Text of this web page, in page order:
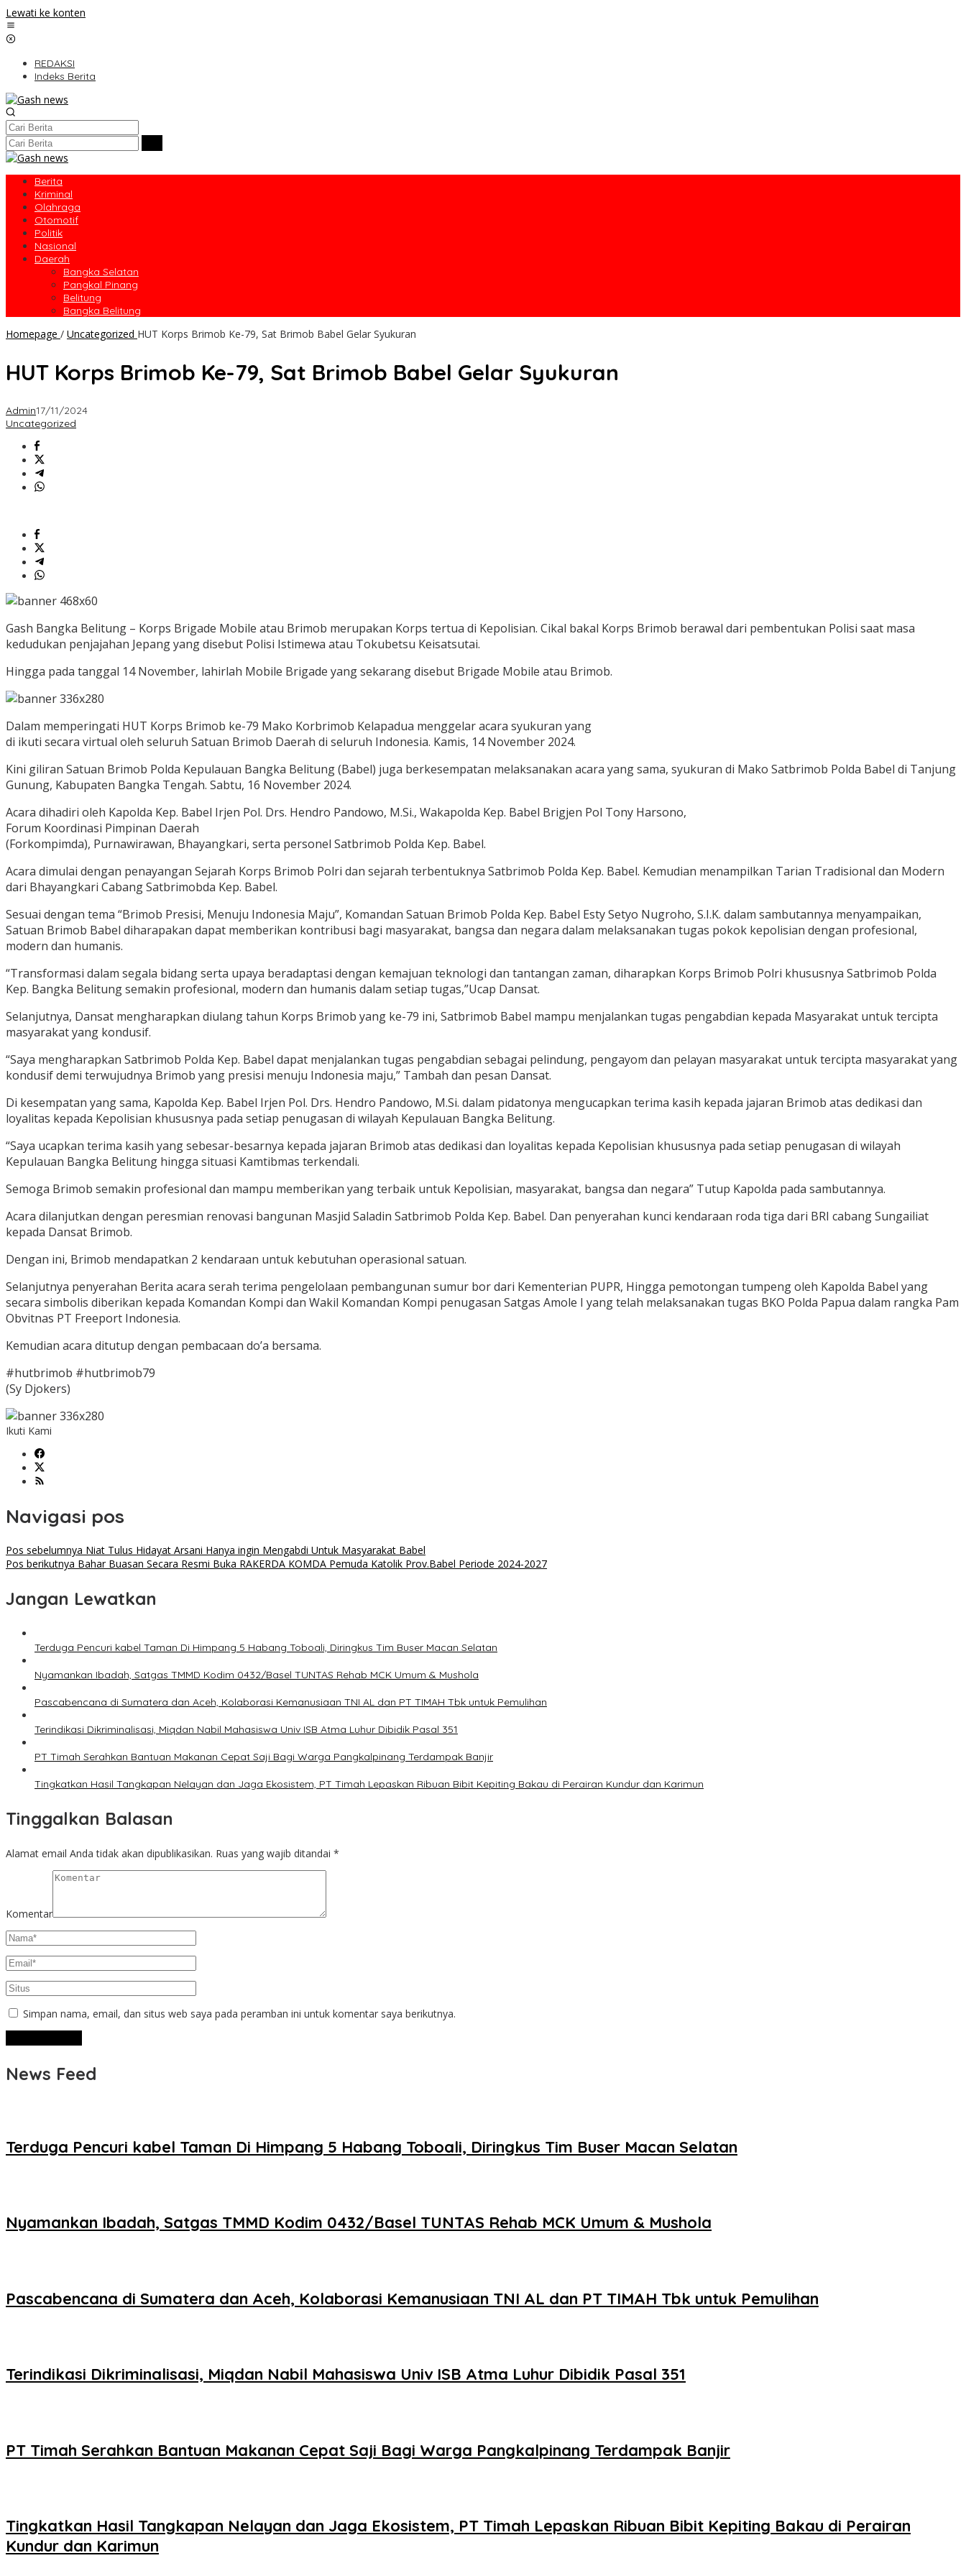
Lewati ke konten
REDAKSI
Indeks Berita
Berita
Kriminal
Olahraga
Otomotif
Politik
Nasional
Daerah
Bangka Selatan
Pangkal Pinang
Belitung
Bangka Belitung
Homepage / Uncategorized HUT Korps Brimob Ke-79, Sat Brimob Babel Gelar Syukuran
HUT Korps Brimob Ke-79, Sat Brimob Babel Gelar Syukuran
Admin17/11/2024
Uncategorized
Gash Bangka Belitung – Korps Brigade Mobile atau Brimob merupakan Korps tertua di Kepolisian. Cikal bakal Korps Brimob berawal dari pembentukan Polisi saat masa
kedudukan penjajahan Jepang yang disebut Polisi Istimewa atau Tokubetsu Keisatsutai.
Hingga pada tanggal 14 November, lahirlah Mobile Brigade yang sekarang disebut Brigade Mobile atau Brimob.
Dalam memperingati HUT Korps Brimob ke-79 Mako Korbrimob Kelapadua menggelar acara syukuran yang
di ikuti secara virtual oleh seluruh Satuan Brimob Daerah di seluruh Indonesia. Kamis, 14 November 2024.
Kini giliran Satuan Brimob Polda Kepulauan Bangka Belitung (Babel) juga berkesempatan melaksanakan acara yang sama, syukuran di Mako Satbrimob Polda Babel di Tanjung
Gunung, Kabupaten Bangka Tengah. Sabtu, 16 November 2024.
Acara dihadiri oleh Kapolda Kep. Babel Irjen Pol. Drs. Hendro Pandowo, M.Si., Wakapolda Kep. Babel Brigjen Pol Tony Harsono,
Forum Koordinasi Pimpinan Daerah
(Forkompimda), Purnawirawan, Bhayangkari, serta personel Satbrimob Polda Kep. Babel.
Acara dimulai dengan penayangan Sejarah Korps Brimob Polri dan sejarah terbentuknya Satbrimob Polda Kep. Babel. Kemudian menampilkan Tarian Tradisional dan Modern
dari Bhayangkari Cabang Satbrimobda Kep. Babel.
Sesuai dengan tema “Brimob Presisi, Menuju Indonesia Maju”, Komandan Satuan Brimob Polda Kep. Babel Esty Setyo Nugroho, S.I.K. dalam sambutannya menyampaikan,
Satuan Brimob Babel diharapakan dapat memberikan kontribusi bagi masyarakat, bangsa dan negara dalam melaksanakan tugas pokok kepolisian dengan profesional,
modern dan humanis.
“Transformasi dalam segala bidang serta upaya beradaptasi dengan kemajuan teknologi dan tantangan zaman, diharapkan Korps Brimob Polri khususnya Satbrimob Polda
Kep. Bangka Belitung semakin profesional, modern dan humanis dalam setiap tugas,”Ucap Dansat.
Selanjutnya, Dansat mengharapkan diulang tahun Korps Brimob yang ke-79 ini, Satbrimob Babel mampu menjalankan tugas pengabdian kepada Masyarakat untuk tercipta
masyarakat yang kondusif.
“Saya mengharapkan Satbrimob Polda Kep. Babel dapat menjalankan tugas pengabdian sebagai pelindung, pengayom dan pelayan masyarakat untuk tercipta masyarakat yang
kondusif demi terwujudnya Brimob yang presisi menuju Indonesia maju,” Tambah dan pesan Dansat.
Di kesempatan yang sama, Kapolda Kep. Babel Irjen Pol. Drs. Hendro Pandowo, M.Si. dalam pidatonya mengucapkan terima kasih kepada jajaran Brimob atas dedikasi dan
loyalitas kepada Kepolisian khususnya pada setiap penugasan di wilayah Kepulauan Bangka Belitung.
“Saya ucapkan terima kasih yang sebesar-besarnya kepada jajaran Brimob atas dedikasi dan loyalitas kepada Kepolisian khususnya pada setiap penugasan di wilayah
Kepulauan Bangka Belitung hingga situasi Kamtibmas terkendali.
Semoga Brimob semakin profesional dan mampu memberikan yang terbaik untuk Kepolisian, masyarakat, bangsa dan negara” Tutup Kapolda pada sambutannya.
Acara dilanjutkan dengan peresmian renovasi bangunan Masjid Saladin Satbrimob Polda Kep. Babel. Dan penyerahan kunci kendaraan roda tiga dari BRI cabang Sungailiat
kepada Dansat Brimob.
Dengan ini, Brimob mendapatkan 2 kendaraan untuk kebutuhan operasional satuan.
Selanjutnya penyerahan Berita acara serah terima pengelolaan pembangunan sumur bor dari Kementerian PUPR, Hingga pemotongan tumpeng oleh Kapolda Babel yang
secara simbolis diberikan kepada Komandan Kompi dan Wakil Komandan Kompi penugasan Satgas Amole I yang telah melaksanakan tugas BKO Polda Papua dalam rangka Pam
Obvitnas PT Freeport Indonesia.
Kemudian acara ditutup dengan pembacaan do’a bersama.
#hutbrimob #hutbrimob79
(Sy Djokers)
Ikuti Kami
Navigasi pos
Pos sebelumnya Niat Tulus Hidayat Arsani Hanya ingin Mengabdi Untuk Masyarakat Babel
Pos berikutnya Bahar Buasan Secara Resmi Buka RAKERDA KOMDA Pemuda Katolik Prov.Babel Periode 2024-2027
Jangan Lewatkan
Terduga Pencuri kabel Taman Di Himpang 5 Habang Toboali, Diringkus Tim Buser Macan Selatan
Nyamankan Ibadah, Satgas TMMD Kodim 0432/Basel TUNTAS Rehab MCK Umum & Mushola
Pascabencana di Sumatera dan Aceh, Kolaborasi Kemanusiaan TNI AL dan PT TIMAH Tbk untuk Pemulihan
Terindikasi Dikriminalisasi, Miqdan Nabil Mahasiswa Univ ISB Atma Luhur Dibidik Pasal 351
PT Timah Serahkan Bantuan Makanan Cepat Saji Bagi Warga Pangkalpinang Terdampak Banjir
Tingkatkan Hasil Tangkapan Nelayan dan Jaga Ekosistem, PT Timah Lepaskan Ribuan Bibit Kepiting Bakau di Perairan Kundur dan Karimun
Tinggalkan Balasan
Alamat email Anda tidak akan dipublikasikan. Ruas yang wajib ditandai *
Komentar
Simpan nama, email, dan situs web saya pada peramban ini untuk komentar saya berikutnya.
News Feed
Terduga Pencuri kabel Taman Di Himpang 5 Habang Toboali, Diringkus Tim Buser Macan Selatan
Nyamankan Ibadah, Satgas TMMD Kodim 0432/Basel TUNTAS Rehab MCK Umum & Mushola
Pascabencana di Sumatera dan Aceh, Kolaborasi Kemanusiaan TNI AL dan PT TIMAH Tbk untuk Pemulihan
Terindikasi Dikriminalisasi, Miqdan Nabil Mahasiswa Univ ISB Atma Luhur Dibidik Pasal 351
PT Timah Serahkan Bantuan Makanan Cepat Saji Bagi Warga Pangkalpinang Terdampak Banjir
Tingkatkan Hasil Tangkapan Nelayan dan Jaga Ekosistem, PT Timah Lepaskan Ribuan Bibit Kepiting Bakau di Perairan
Kundur dan Karimun